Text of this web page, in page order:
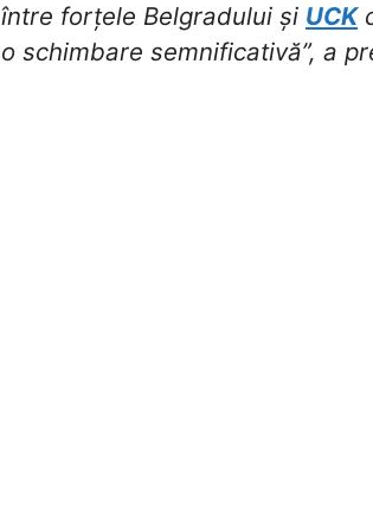
între forțele Belgradului și UCK
o schimbare semnificativă”, a